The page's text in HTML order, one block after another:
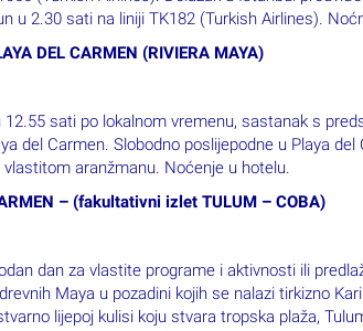
sati po lokalnom vremenu, sastanak s
del Carmen. Slobodno poslijepodne u Playa del
aranžmanu. Noćenje u hotelu.
– (fakultativni izlet TULUM – COBA)
dan za vlastite programe i aktivnosti ili
Maya u pozadini kojih se nalazi tirkizno
lijepoj kulisi koju stvara tropska plaža,
je bio jedan od najpoznatijih mayanskih
litici koja mu je bila prirodna zaštita s
širok zid! U vrijeme Maya ovo je bio veliki